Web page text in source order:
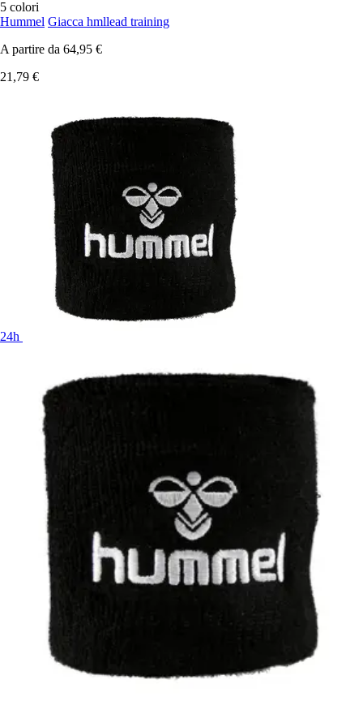
5 colori
Hummel Giacca hmllead training
A partire da 64,95 €
21,79 €
24h